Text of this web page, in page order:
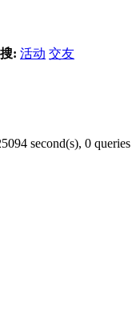
: 活动 交友
second(s), 0